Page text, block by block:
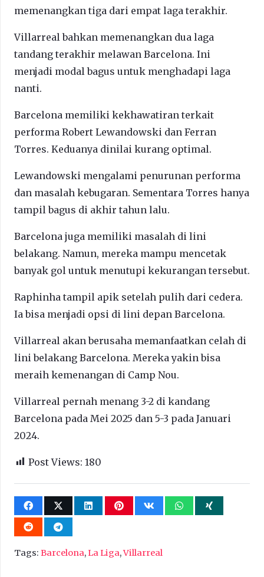
memenangkan tiga dari empat laga terakhir.
Villarreal bahkan memenangkan dua laga
tandang terakhir melawan Barcelona. Ini
menjadi modal bagus untuk menghadapi laga
nanti.
Barcelona memiliki kekhawatiran terkait
performa Robert Lewandowski dan Ferran
Torres. Keduanya dinilai kurang optimal.
Lewandowski mengalami penurunan performa
dan masalah kebugaran. Sementara Torres hanya
tampil bagus di akhir tahun lalu.
Barcelona juga memiliki masalah di lini
belakang. Namun, mereka mampu mencetak
banyak gol untuk menutupi kekurangan tersebut.
Raphinha tampil apik setelah pulih dari cedera.
Ia bisa menjadi opsi di lini depan Barcelona.
Villarreal akan berusaha memanfaatkan celah di
lini belakang Barcelona. Mereka yakin bisa
meraih kemenangan di Camp Nou.
Villarreal pernah menang 3-2 di kandang
Barcelona pada Mei 2025 dan 5-3 pada Januari
2024.
Post Views: 180
Tags: Barcelona,La Liga,Villarreal